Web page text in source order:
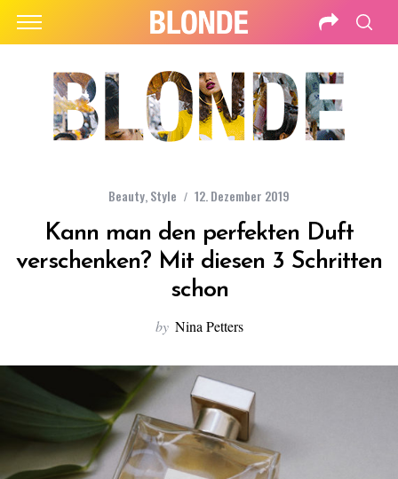
Beauty,Style 12. Dezember 2019
Kann man den perfekten Duft
verschenken? Mit diesen 3 Schritten
schon
by Nina Petters